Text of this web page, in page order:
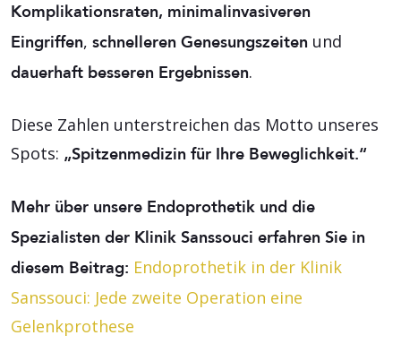
Komplikationsraten, minimalinvasiveren
Eingriffen, schnelleren Genesungszeiten und
dauerhaft besseren Ergebnissen.
Diese Zahlen unterstreichen das Motto unseres
Spots: „Spitzenmedizin für Ihre Beweglichkeit.“
Mehr über unsere Endoprothetik und die
Spezialisten der Klinik Sanssouci erfahren Sie in
diesem Beitrag: Endoprothetik in der Klinik
Sanssouci: Jede zweite Operation eine
Gelenkprothese